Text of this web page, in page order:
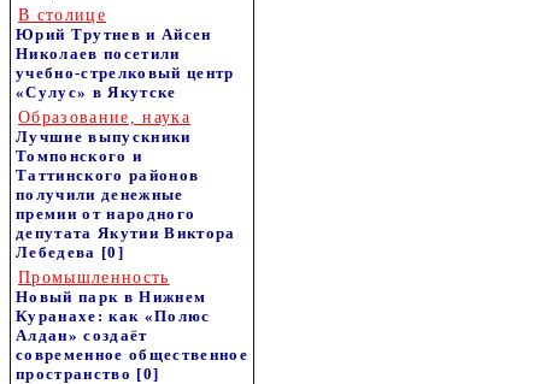
В столице
Юрий Трутнев и Айсен
Николаев посетили
учебно-стрелковый центр
«Сулус» в Якутске
Образование, наука
Лучшие выпускники
Томпонского и
Таттинского районов
получили денежные
премии от народного
депутата Якутии Виктора
Лебедева [0]
Промышленность
Новый парк в Нижнем
Куранахе: как «Полюс
Алдан» создаёт
современное общественное
пространство [0]